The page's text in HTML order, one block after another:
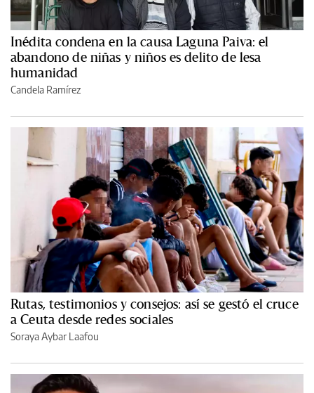
Inédita condena en la causa Laguna Paiva: el
abandono de niñas y niños es delito de lesa
humanidad
Candela Ramírez
Rutas, testimonios y consejos: así se gestó el cruce
a Ceuta desde redes sociales
Soraya Aybar Laafou